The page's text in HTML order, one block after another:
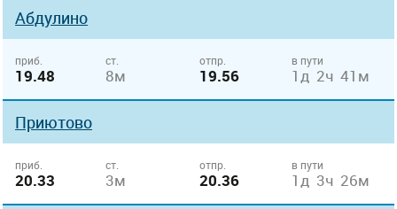
Абдулино
приб.
19.48
ст.
8м
отпр.
19.56
в пути
1д 2ч 41м
Приютово
приб.
20.33
ст.
3м
отпр.
20.36
в пути
1д 3ч 26м